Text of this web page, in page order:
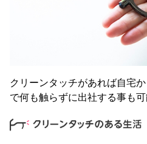
クリーンタッチがあれば自宅
で何も触らずに出社する事も可